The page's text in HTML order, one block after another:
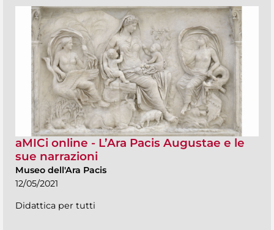
aMICi online - L’Ara Pacis Augustae e le
sue narrazioni
Museo dell'Ara Pacis
12/05/2021
Didattica per tutti